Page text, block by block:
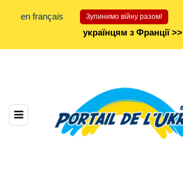
en français Зупинимо війну разом!
українцям з Франції >>